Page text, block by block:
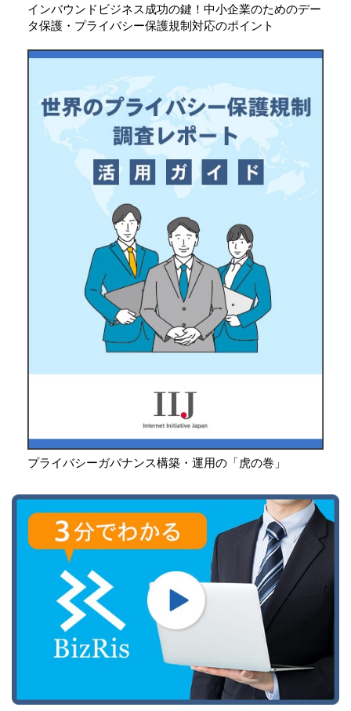
インバウンドビジネス成功の鍵！中小企業のためのデー
タ保護・プライバシー保護規制対応のポイント
プライバシーガバナンス構築・運用の「虎の巻」